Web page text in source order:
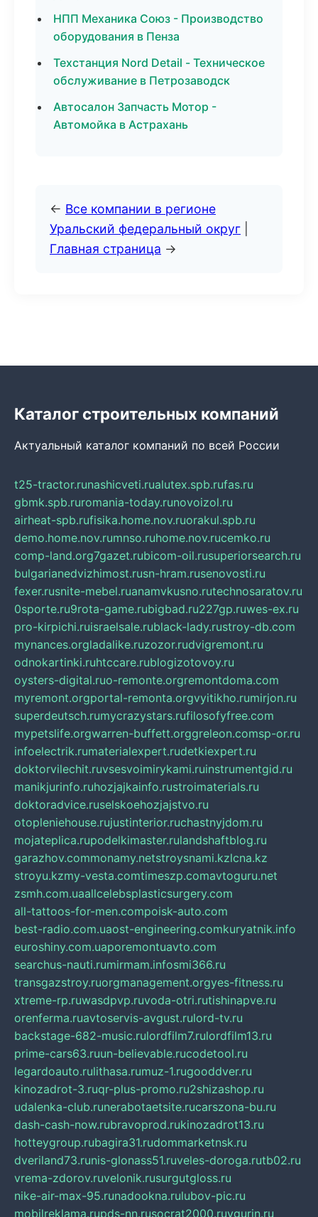
НПП Механика Союз - Производство
оборудования в Пенза
Техстанция Nord Detail - Техническое
обслуживание в Петрозаводск
Автосалон Запчасть Мотор -
Автомойка в Астрахань
← Все компании в регионе
Уральский федеральный округ
Главная страница →
Каталог строительных компаний
Актуальный каталог компаний по всей России
t25-tractor.runashicveti.rualutex.spb.rufas.ru
gbmk.spb.ruromania-today.runovoizol.ru
airheat-spb.rufisika.home.nov.ruorakul.spb.ru
demo.home.nov.rumnso.ruhome.nov.rucemko.ru
comp-land.org7gazet.rubicom-oil.rusuperiorsearch.ru
bulgarianedvizhimost.rusn-hram.rusenovosti.ru
fexer.rusnite-mebel.ruanamvkusno.rutechnosaratov.ru
0sporte.ru9rota-game.rubigbad.ru227gp.ruwes-ex.ru
pro-kirpichi.ruisraelsale.rublack-lady.rustroy-db.com
mynances.orgladalike.ruzozor.rudvigremont.ru
odnokartinki.ruhtccare.rublogizotovoy.ru
oysters-digital.ruo-remonte.orgremontdoma.com
myremont.orgportal-remonta.orgvyitikho.rumirjon.ru
superdeutsch.rumycrazystars.rufilosofyfree.com
mypetslife.orgwarren-buffett.orggreleon.comsp-or.ru
infoelectrik.rumaterialexpert.rudetkiexpert.ru
doktorvilechit.ruvsesvoimirykami.ruinstrumentgid.ru
manikjurinfo.ruhozjajkainfo.rustroimaterials.ru
doktoradvice.ruselskoehozjajstvo.ru
otopleniehouse.rujustinterior.ruchastnyjdom.ru
mojateplica.rupodelkimaster.rulandshaftblog.ru
garazhov.commonamy.netstroysnami.kzlcna.kz
stroyu.kzmy-vesta.comtimeszp.comavtoguru.net
zsmh.com.uaallcelebsplasticsurgery.com
all-tattoos-for-men.compoisk-auto.com
best-radio.com.uaost-engineering.comkuryatnik.info
euroshiny.com.uaporemontuavto.com
searchus-nauti.rumirmam.infosmi366.ru
transgazstroy.ruorgmanagement.orgyes-fitness.ru
xtreme-rp.ruwasdpvp.ruvoda-otri.rutishinapve.ru
orenferma.ruavtoservis-avgust.rulord-tv.ru
backstage-682-music.rulordfilm7.rulordfilm13.ru
prime-cars63.ruun-believable.rucodetool.ru
legardoauto.rulithasa.rumuz-1.rugooddver.ru
kinozadrot-3.ruqr-plus-promo.ru2shizashop.ru
udalenka-club.runerabotaetsite.rucarszona-bu.ru
dash-cash-now.rubravoprod.rukinozadrot13.ru
hotteygroup.rubagira31.rudommarketnsk.ru
dveriland73.runis-glonass51.ruveles-doroga.rutb02.ru
vrema-zdorov.ruvelonik.rusurgutgloss.ru
nike-air-max-95.runadookna.rulubov-pic.ru
mobilreklama.rupds-nn.rusocrat2000.ruvgurin.ru